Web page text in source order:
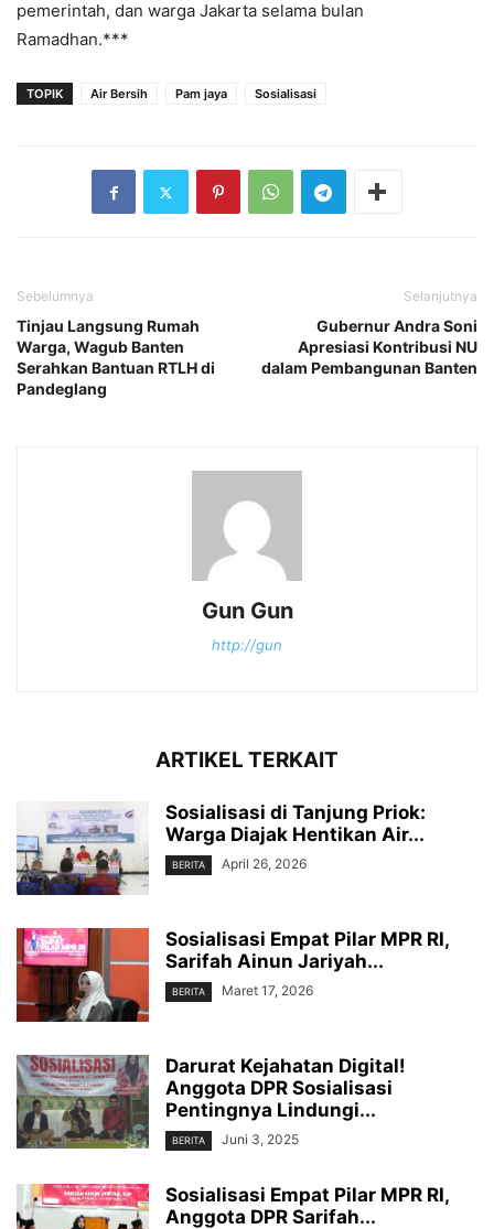
pemerintah, dan warga Jakarta selama bulan
Ramadhan.***
TOPIK Air Bersih Pam jaya Sosialisasi
Sebelumnya
Tinjau Langsung Rumah
Warga, Wagub Banten
Serahkan Bantuan RTLH di
Pandeglang
Selanjutnya
Gubernur Andra Soni
Apresiasi Kontribusi NU
dalam Pembangunan Banten
Gun Gun
http://gun
ARTIKEL TERKAIT
Sosialisasi di Tanjung Priok:
Warga Diajak Hentikan Air...
BERITA April 26, 2026
Sosialisasi Empat Pilar MPR RI,
Sarifah Ainun Jariyah...
BERITA Maret 17, 2026
Darurat Kejahatan Digital!
Anggota DPR Sosialisasi
Pentingnya Lindungi...
BERITA Juni 3, 2025
Sosialisasi Empat Pilar MPR RI,
Anggota DPR Sarifah...